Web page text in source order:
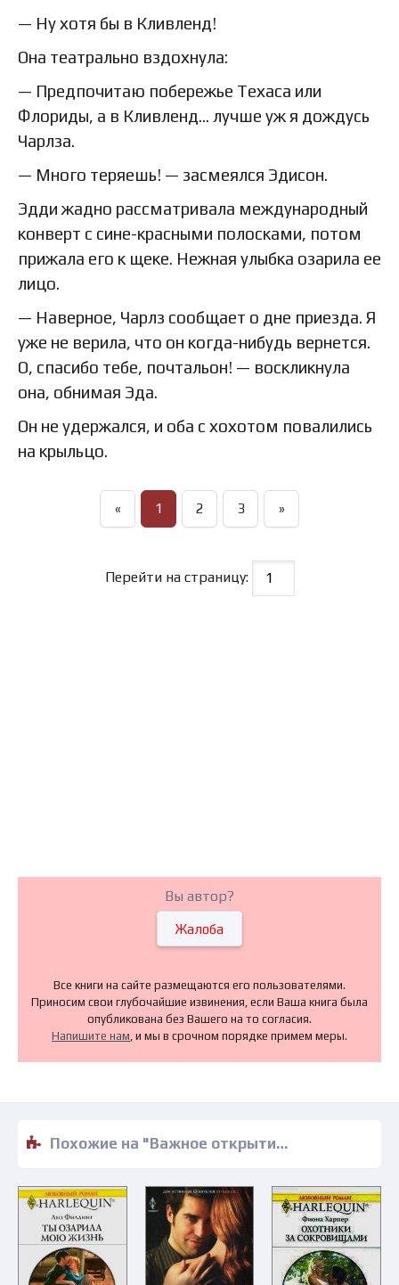
— Ну хотя бы в Кливленд!
Она театрально вздохнула:
— Предпочитаю побережье Техаса или
Флориды, а в Кливленд… лучше уж я дождусь
Чарлза.
— Много теряешь! — засмеялся Эдисон.
Эдди жадно рассматривала международный
конверт с сине-красными полосками, потом
прижала его к щеке. Нежная улыбка озарила ее
лицо.
— Наверное, Чарлз сообщает о дне приезда. Я
уже не верила, что он когда-нибудь вернется.
О, спасибо тебе, почтальон! — воскликнула
она, обнимая Эда.
Он не удержался, и оба с хохотом повалились
на крыльцо.
« 1 2 3 »
Перейти на страницу:
Вы автор?
Жалоба
Все книги на сайте размещаются его пользователями.
Приносим свои глубочайшие извинения, если Ваша книга была
опубликована без Вашего на то согласия.
Напишите нам , и мы в срочном порядке примем меры.
Похожие на "Важное открытие - Джудит Хершнер" книги читать бесплатно полные версии